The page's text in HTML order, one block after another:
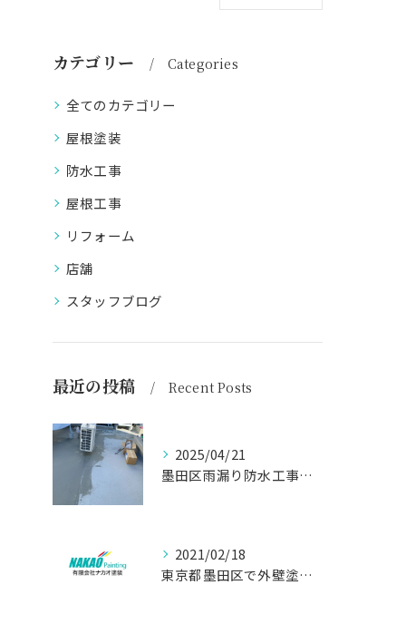
カテゴリー Categories
全てのカテゴリー
屋根塗装
防水工事
屋根工事
リフォーム
店舗
スタッフブログ
最近の投稿 Recent Posts
2025/04/21
墨田区雨漏り防水工事はナカオ塗装まで！！
2021/02/18
東京都墨田区で外壁塗り替え工事なら(有)ナカオ塗装にお任せ